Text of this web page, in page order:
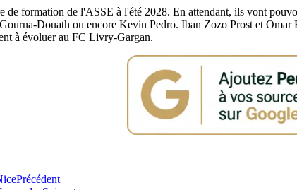
de formation de l'ASSE à l'été 2028. En attendant, ils vont
Douath ou encore Kevin Pedro. Iban Zozo Prost et Omar
à évoluer au FC Livry-Gargan.
Précédent